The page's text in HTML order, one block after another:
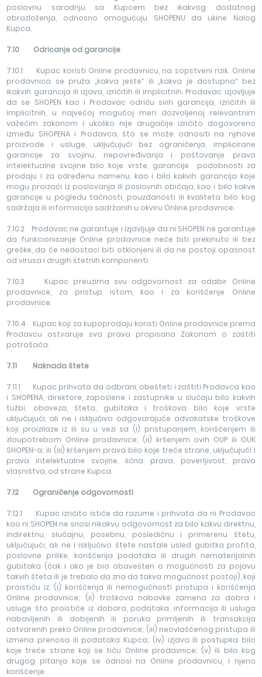
poslovnu saradnju sa Kupcem bez ikakvog dodatnog
obrazloženja, odnosno omogućuju SHOPENU da ukine Nalog
Kupca.
7.10 Odricanje od garancije
7.10.1 Kupac koristi Online prodavnicu, na sopstveni rizik. Online
prodavnica se pruža „kakva jeste“ ili „kakva je dostupna“ bez
ikakvih garancija ili izjava, izričitih ili implicitnih. Prodavac izjavljuje
da se SHOPEN kao i Prodavac odriču svih garancija, izričitih ili
implicitnih, u najvećoj mogućoj meri dozvoljenoj relevantnim
važećim zakonom i ukoliko nije drugačije izričito dogovoreno
između SHOPENA i Prodavca, što se može odnositi na njihove
proizvode i usluge, uključujući bez ograničenja, implicirane
garancije za svojinu, nepovređivanja i poštovanje prava
intelektualne svojine bilo koje vrste, garancije podobnosti za
prodaju i za određenu namenu, kao i bilo kakvih garancija koje
mogu proizaći iz poslovanja ili poslovnih običaja, kao i bilo kakve
garancije u pogledu tačnosti, pouzdanosti ili kvaliteta bilo kog
sadržaja ili informacija sadržanih u okviru Online prodavnice.
7.10.2 Prodavac ne garantuje i izjavljuje da ni SHOPEN ne garantuje
da funkcionisanje Online prodavnice neće biti prekinuto ili bez
greške, da će nedostaci biti otklonjeni ili da ne postoji opasnost
od virusa i drugih štetnih komponenti.
7.10.3 Kupac preuzima svu odgovornost za odabir Online
prodavnice, za pristup istom, kao i za korišćenje Online
prodavnice.
7.10.4 Kupac koji za kupoprodaju koristi Online prodavnice prema
Prodavcu ostvaruje sva prava propisana Zakonom o zaštiti
potrošača.
7.11 Naknada štete
7.11.1 Kupac prihvata da odbrani, obešteti i zaštiti Prodavca kao
i SHOPENA, direktore, zaposlene i zastupnike u slučaju bilo kakvih
tužbi, obaveza, šteta, gubitaka i troškova bilo koje vrste
uključujući, ali ne i isključivo odgovarajuće advokatske troškove
koji proizilaze iz ili su u vezi sa (i) pristupanjem, korišćenjem ili
zloupotrebom Online prodavnice; (ii) kršenjem ovih OUP ili OUK
SHOPEN-a; ili (iii) kršenjem prava bilo koje treće strane, uključujući i
prava intelektualne svojine, lična prava, poverljivost, prava
vlasništva, od strane Kupca.
7.12 Ograničenje odgovornosti
7.12.1 Kupac izričito ističe da razume i prihvata da ni Prodavac
kao ni SHOPEN ne snosi nikakvu odgovornost za bilo kakvu direktnu,
indirektnu, slučajnu, posebnu, posledičnu i primerenu štetu,
uključujući, ali ne i isključivo štete nastale usled gubitka profita,
poslovne prilike, korišćenja podataka ili drugih nematerijalnih
gubitaka (čak i ako je bio obavešten o mogućnosti za pojavu
takvih šteta ili je trebalo da zna da takva mogućnost postoji), koji
proističu iz: (i) korišćenja ili nemogućnosti pristupa i korišćenja
Online prodavnice; (ii) troškova nabavke zamena za dobra i
usluge što proističe iz dobara, podataka, informacija ili usluga
nabavljenih ili dobijenih ili poruka primljenih ili transakcija
ostvarenih preko Online prodavnice; (iii) neovlašćenog pristupa ili
izmena prenosa ili podataka Kupca; (iv) izjava ili postupka bilo
koje treće strane koji se tiču Online prodavnice; (v) ili bilo kog
drugog pitanja koje se odnosi na Online prodavnicu, i njeno
korišćenje.